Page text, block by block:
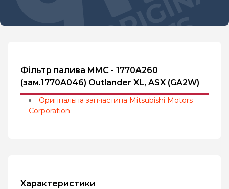
Фільтр палива MMC - 1770A260
(зам.1770A046) Outlander XL, ASX (GA2W)
Оригінальна запчастина Mitsubishi Motors
Corporation
Характеристики